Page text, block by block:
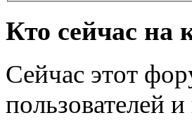
Кто сейчас на
Сейчас этот
пользователей